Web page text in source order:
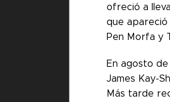
ofreció a
que apareció
Pen Morfa y
En agosto
James Kay-
Más tarde